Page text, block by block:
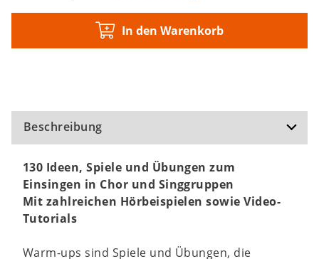
In den Warenkorb
Beschreibung
130 Ideen, Spiele und Übungen zum
Einsingen in Chor und Singgruppen
Mit zahlreichen Hörbeispielen sowie Video-
Tutorials
Warm-ups sind Spiele und Übungen, die